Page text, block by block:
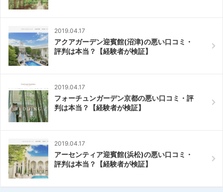
2019.04.17
アクアガーデン迎賓館(沼津)の悪い口コミ・
評判は本当？【経験者が検証】
2019.04.17
フォーチュンガーデン京都の悪い口コミ・評
判は本当？【経験者が検証】
2019.04.17
アーセンティア迎賓館(浜松)の悪い口コミ・
評判は本当？【経験者が検証】